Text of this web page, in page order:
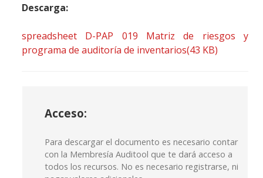
Descarga:
spreadsheet D-PAP 019 Matriz de riesgos y
programa de auditoría de inventarios(43 KB)
Acceso:
Para descargar el documento es necesario contar
con la Membresía Auditool que te dará acceso a
todos los recursos. No es necesario registrarse, ni